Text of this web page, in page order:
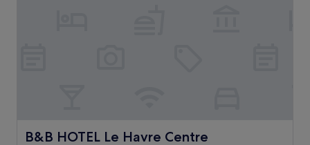
B&B HOTEL Le Havre Centre
B&B HOTEL Le Havre Centre